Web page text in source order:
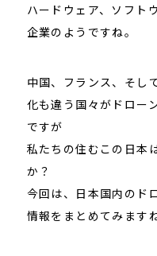
ハードウェア、ソフト
企業のようですね。
中国、フランス、そし
化も違う国々がドロー
ですが
私たちの住むこの日本
か？
今回は、日本国内のド
情報をまとめてみます